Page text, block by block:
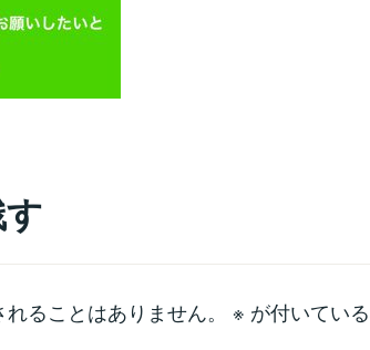
ることはありません。 ※ が付いてい